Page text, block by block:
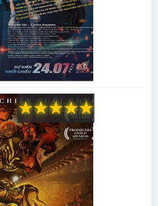
★
★
★
★
★